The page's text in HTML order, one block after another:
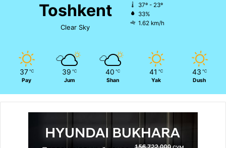
Toshkent
Clear Sky
37º - 23º
33%
1.62 km/h
37 ℃
Pay
39 ℃
Jum
40 ℃
Shan
41 ℃
Yak
43 ℃
Dush